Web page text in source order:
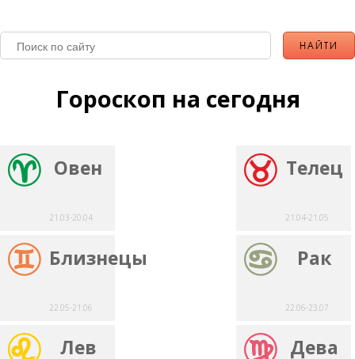
Гороскоп на сегодня
Овен
21.03-20.04
Телец
21.04-21.05
Близнецы
22.05-21.06
Рак
22.06-23.07
Лев Дева